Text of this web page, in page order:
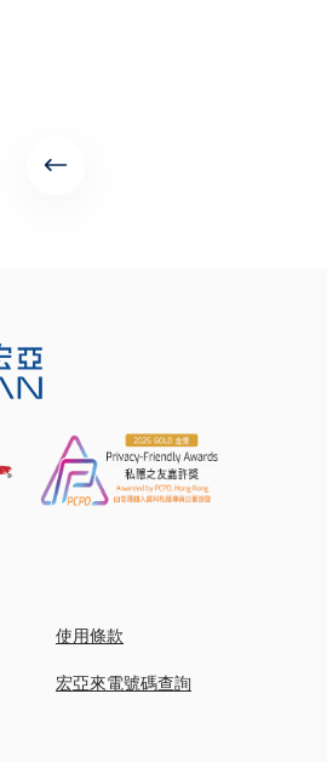
使用條款
宏亞來電號碼查詢